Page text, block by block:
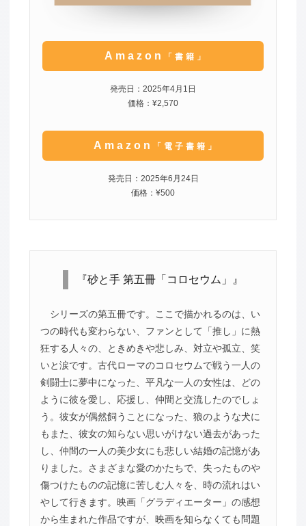
Amazon 「書籍」
発売日：2025年4月1日
価格：¥2,570
Amazon 「電子書籍」
発売日：2025年6月24日
価格：¥500
『砂と手 第五冊「コロセウム」』
シリーズの第五冊です。ここで描かれるのは、い
つの時代も変わらない、ファンとして「推し」に熱
狂する人々の、ときめきや悲しみ、対立や孤立、笑
いと涙です。古代ローマのコロセウムで戦う一人の
剣闘士に夢中になった、平凡な一人の女性は、どの
ように彼を愛し、応援し、仲間と交流したのでしょ
う。彼女が偶然飼うことになった、狼のような犬に
もまた、彼女の知らない思いがけない過去があった
し、仲間の一人の美少女にも悲しい結婚の記憶があ
りました。さまざまな愛のかたちで、失ったものや
傷つけたものの記憶に苦しむ人々を、時の流れはい
やして行きます。映画「グラディエーター」の感想
から生まれた作品ですが、映画を知らなくても問題